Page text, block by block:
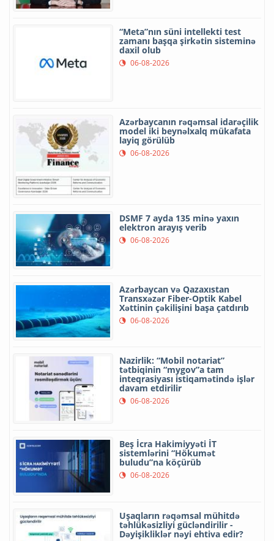
“Meta”nın süni intellekti test
zamanı başqa şirkətin sisteminə
daxil olub
06-08-2026
Azərbaycanın rəqəmsal idarəçilik
model iki beynəlxalq mükafata
layiq görülüb
06-08-2026
DSMF 7 ayda 135 minə yaxın
elektron arayış verib
06-08-2026
Azərbaycan və Qazaxıstan
Transxəzər Fiber-Optik Kabel
Xəttinin çəkilişini başa çatdırıb
06-08-2026
Nazirlik: “Mobil notariat”
tətbiqinin “mygov”a tam
inteqrasiyası istiqamətində işlər
davam etdirilir
06-08-2026
Beş İcra Hakimiyyəti İT
sistemlərini “Hökumət
buludu”na köçürüb
06-08-2026
Uşaqların rəqəmsal mühitdə
təhlükəsizliyi gücləndirilir -
Dəyişikliklər nəyi ehtiva edir?